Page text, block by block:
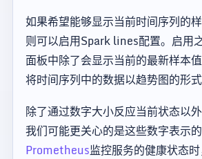
如果希望能够显示当前时间序列的样
则可以启用Spark lines配置。启用
面板中除了会显示当前的最新样本
将时间序列中的数据以趋势图的形式
除了通过数字大小反应当前状态以
我们可能更关心的是这些数字表示
Prometheus监控服务的健康状态